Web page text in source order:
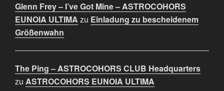
Glenn Frey – I’ve Got Mine – ASTROCOHORS
EUNOIA ULTIMA zu Einladung zu bescheidenem
Größenwahn
The Ping – ASTROCOHORS CLUB Headquarters
zu ASTROCOHORS EUNOIA ULTIMA